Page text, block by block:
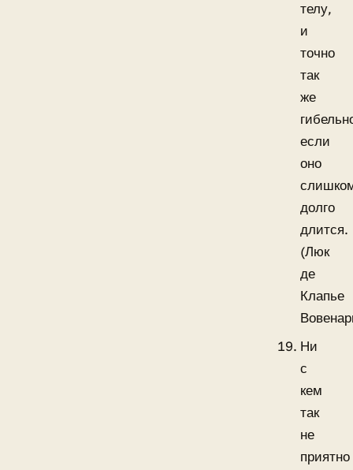
телу,
и
точно
так
же
если
оно
долго
длится.
(Люк
де
Клапье
Ни
с
кем
так
не
приятно